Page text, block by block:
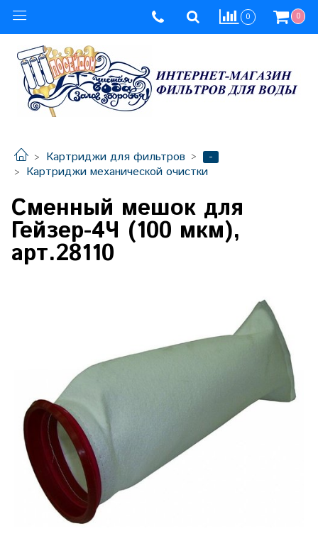
0 0
Картриджи для фильтров
-
Картриджи механической очистки
Сменный мешок для
Гейзер-4Ч (100 мкм),
арт.28110